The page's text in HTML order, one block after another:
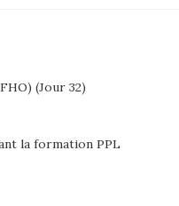
(Jour 32)
la formation PPL